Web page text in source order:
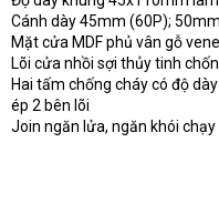
Cánh dày 45mm (60P);
Mặt cửa MDF phủ vân gỗ
Lõi cửa nhồi sợi thủy tinh
Hai tấm chống cháy có độ
ép 2 bên lõi
Join ngăn lửa, ngăn khói